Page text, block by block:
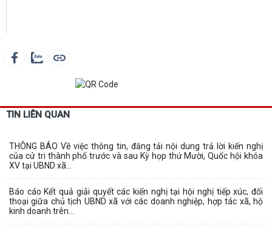
TIN LIÊN QUAN
THÔNG BÁO Về việc thông tin, đăng tải nội dung trả lời kiến nghị
của cử tri thành phố trước và sau Kỳ họp thứ Mười, Quốc hội khóa
XV tại UBND xã...
Báo cáo Kết quả giải quyết các kiến nghị tại hội nghị tiếp xúc, đối
thoại giữa chủ tịch UBND xã với các doanh nghiệp, hợp tác xã, hộ
kinh doanh trên...